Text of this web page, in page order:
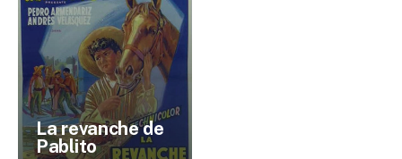
La revanche de
Pablito
✕